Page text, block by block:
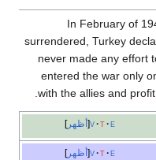
In February of
surrendered, Turkey
never made any effort
entered the war only
with the allies and
أظهر v t e
أظهر v t e